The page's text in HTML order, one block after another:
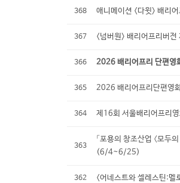
368 애니메이션 <다윗> 배리
367 <넘버원> 배리어프리버
366 2026 배리어프리 단편영
365 2026 배리어프리단편영
364 제16회 서울배리어프리
363
「포용의 창조산업 〈모두
(6/4~6/25)
362 <어네스트와 셀레스틴:멜